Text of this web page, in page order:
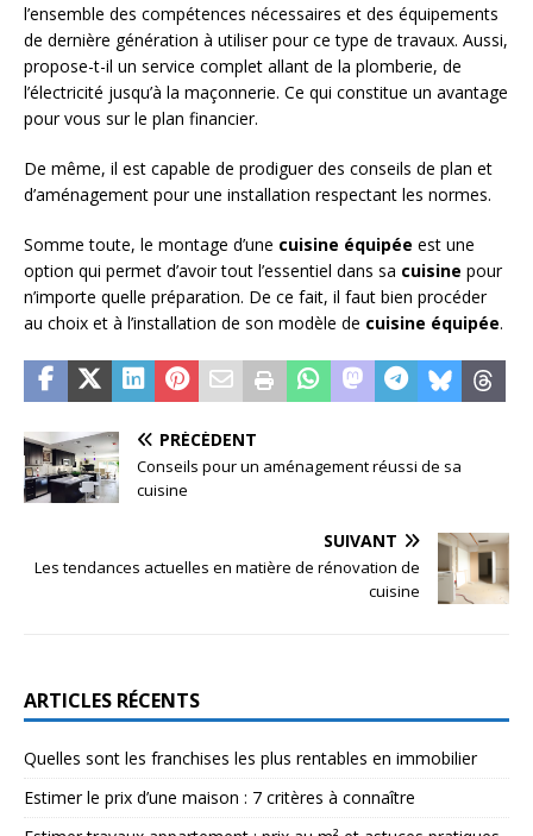
l’ensemble des compétences nécessaires et des équipements
de dernière génération à utiliser pour ce type de travaux. Aussi,
propose-t-il un service complet allant de la plomberie, de
l’électricité jusqu’à la maçonnerie. Ce qui constitue un avantage
pour vous sur le plan financier.
De même, il est capable de prodiguer des conseils de plan et
d’aménagement pour une installation respectant les normes.
Somme toute, le montage d’une cuisine équipée est une
option qui permet d’avoir tout l’essentiel dans sa cuisine pour
n’importe quelle préparation. De ce fait, il faut bien procéder
au choix et à l’installation de son modèle de cuisine équipée.
PRÉCÉDENT
Conseils pour un aménagement réussi de sa
cuisine
SUIVANT
Les tendances actuelles en matière de rénovation de
cuisine
ARTICLES RÉCENTS
Quelles sont les franchises les plus rentables en immobilier
Estimer le prix d’une maison : 7 critères à connaître